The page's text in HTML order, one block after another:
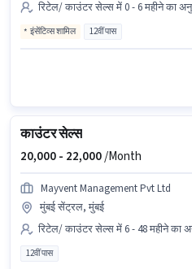
रिटेल/ काउंटर सेल्स में 0 - 6 महीने का
इंसेंटिव्स शामिल 12वीं पास
काउंटर सेल्स
20,000 - 22,000/Month
Mayvent Management Pvt Ltd
मुंबई सेंट्रल, मुंबई
रिटेल/ काउंटर सेल्स में 6 - 48 महीने का
12वीं पास